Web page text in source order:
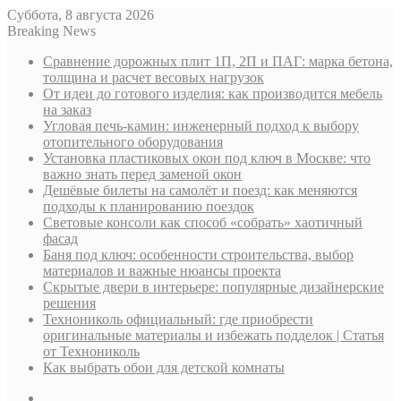
Суббота, 8 августа 2026
Breaking News
Сравнение дорожных плит 1П, 2П и ПАГ: марка бетона,
толщина и расчет весовых нагрузок
От идеи до готового изделия: как производится мебель
на заказ
Угловая печь-камин: инженерный подход к выбору
отопительного оборудования
Установка пластиковых окон под ключ в Москве: что
важно знать перед заменой окон
Дешёвые билеты на самолёт и поезд: как меняются
подходы к планированию поездок
Световые консоли как способ «собрать» хаотичный
фасад
Баня под ключ: особенности строительства, выбор
материалов и важные нюансы проекта
Скрытые двери в интерьере: популярные дизайнерские
решения
Технониколь официальный: где приобрести
оригинальные материалы и избежать подделок | Статья
от Технониколь
Как выбрать обои для детской комнаты